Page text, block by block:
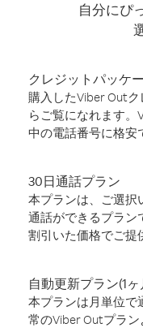
自分にぴ
クレジットパッケ
購入したViber Out
らご覧になれます。
中の電話番号に格安
30日通話プラン
本プランは、ご選択
通話ができるプラン
割引いた価格でご提
自動更新プラン(1ヶ
本プランは月単位で
常のViber Outプラ